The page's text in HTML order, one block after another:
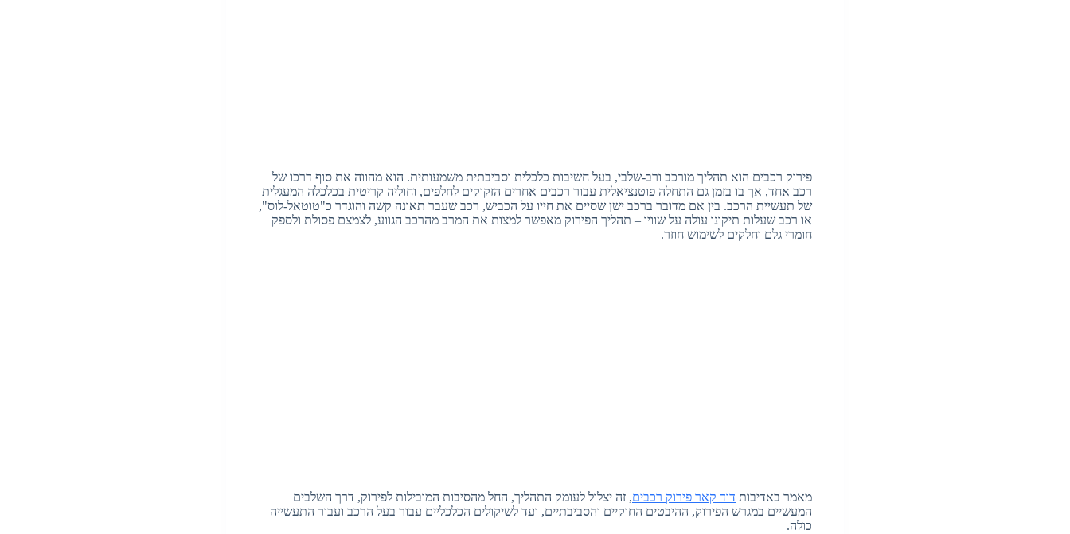
פירוק רכבים הוא תהליך מורכב ורב-שלבי, בעל חשיבות כלכלית וסביבתית משמעותית. הוא מהווה את סוף דרכו של
רכב אחד, אך בו בזמן גם התחלה פוטנציאלית עבור רכבים אחרים הזקוקים לחלפים, וחוליה קריטית בכלכלה המעגלית
של תעשיית הרכב. בין אם מדובר ברכב ישן שסיים את חייו על הכביש, רכב שעבר תאונה קשה והוגדר כ"טוטאל-לוס",
או רכב שעלות תיקונו עולה על שוויו – תהליך הפירוק מאפשר למצות את המרב מהרכב הגווע, לצמצם פסולת ולספק
חומרי גלם וחלקים לשימוש חוזר.
מאמר באדיבות דוד קאר פירוק רכבים, זה יצלול לעומק התהליך, החל מהסיבות המובילות לפירוק, דרך השלבים
המעשיים במגרש הפירוק, ההיבטים החוקיים והסביבתיים, ועד לשיקולים הכלכליים עבור בעל הרכב ועבור התעשייה
כולה.